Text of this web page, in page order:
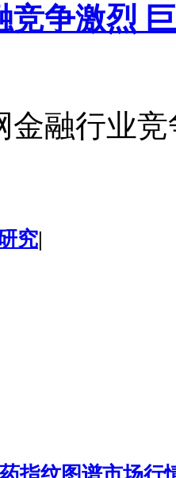
竞争激烈
金融行业
究|